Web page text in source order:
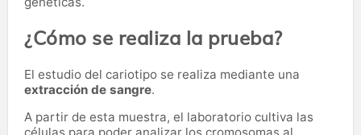
¿Cómo se realiza la prueba?
El estudio del cariotipo se realiza mediante una
extracción de sangre.
A partir de esta muestra, el laboratorio cultiva las